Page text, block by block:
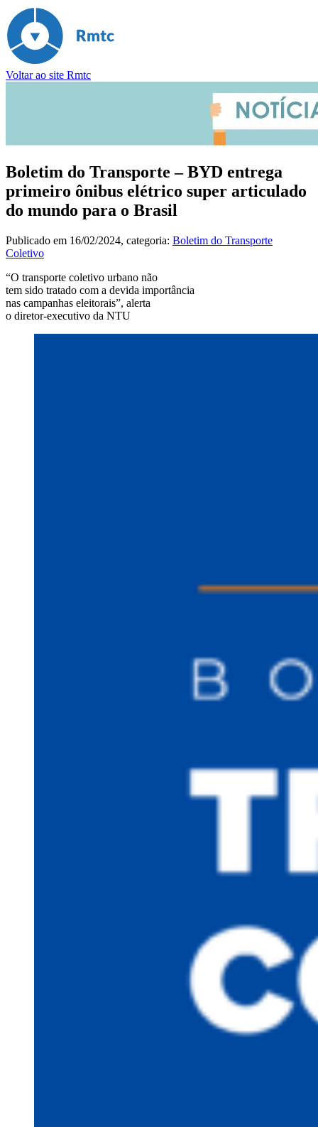
Voltar ao site Rmtc
Boletim do Transporte – BYD entrega
primeiro ônibus elétrico super articulado
do mundo para o Brasil
Publicado em 16/02/2024, categoria: Boletim do Transporte
Coletivo
“O transporte coletivo urbano não
tem sido tratado com a devida importância
nas campanhas eleitorais”, alerta
o diretor-executivo da NTU